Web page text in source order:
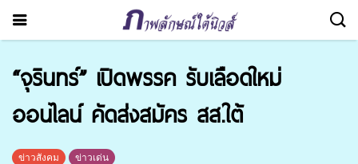
“จุรินทร์” เปิดพรรค รับเลือดใหม่
ออนไลน์ คัดส่งสมัคร สส.ใต้
ข่าวสังคม ข่าวเด่น